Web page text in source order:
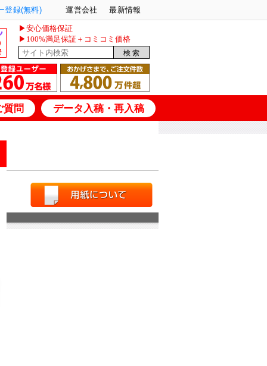
登録(無料) 運営会社 最新情報
▶安心価格保証
▶100%満足保証＋コミコミ価格
質問 データ入稿・再入稿